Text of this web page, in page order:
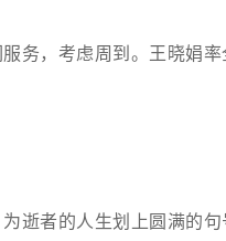
务，考虑周到。王晓娟
逝者的人生划上圆满的